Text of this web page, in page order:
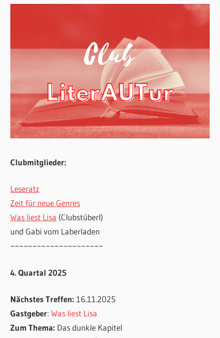
Clubmitglieder:
Leseratz
Zeit für neue Genres
Was liest Lisa (Clubstüberl)
und Gabi vom Laberladen
~~~~~~~~~~~~~~~~~~~~~
4. Quartal 2025
Nächstes Treffen:16.11.2025
Gastgeber:Was liest Lisa
Zum Thema: Das dunkle Kapitel